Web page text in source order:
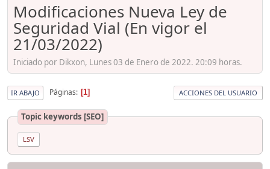
Modificaciones Nueva Ley de
Seguridad Vial (En vigor el
21/03/2022)
Iniciado por Dikxon, Lunes 03 de Enero de 2022. 20:09 horas.
IR ABAJO Páginas 1 ACCIONES DEL USUARIO
Topic keywords [SEO]
LSV